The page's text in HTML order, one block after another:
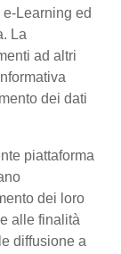
Learning ed
La
ad altri
dei dati
piattaforma
dei loro
alle finalità
diffusione a